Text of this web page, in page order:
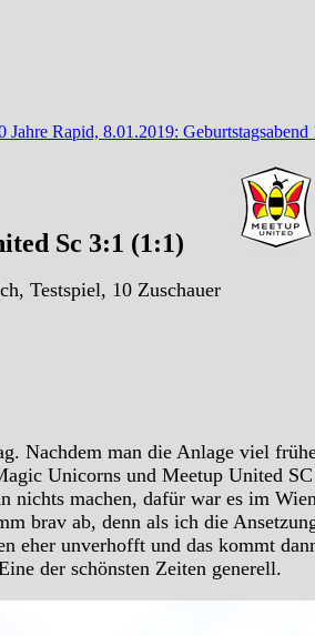
Jahre Rapid, 8.01.2019:
Sc 3:1 (1:1)
Testspiel, 10 Zuschauer
Nachdem man die Anlage viel
Unicorns und Meetup United
machen, dafür war es im
brav ab, denn als ich die
eher unverhofft und das kommt
der schönsten Zeiten generell.